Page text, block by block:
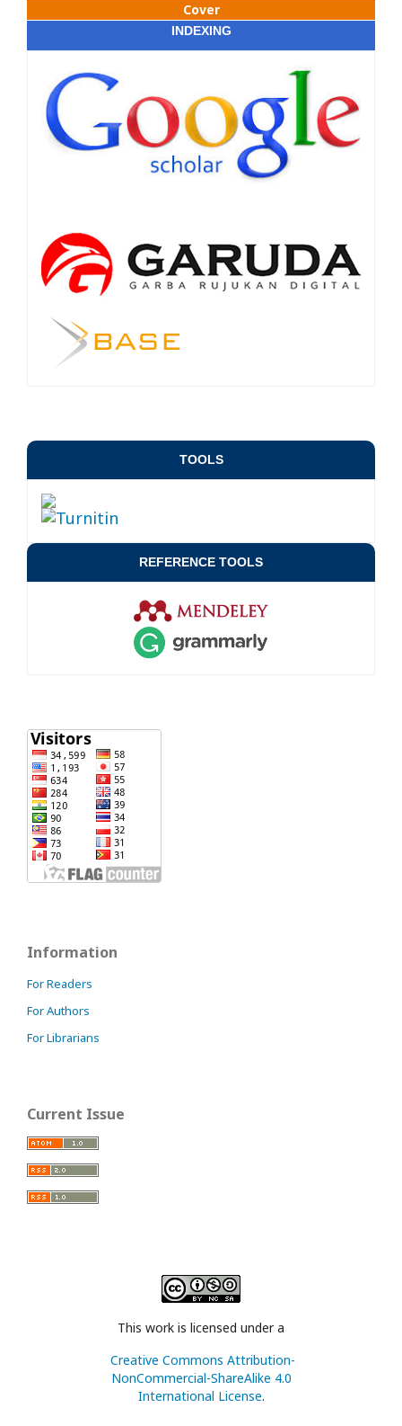
Cover
INDEXING
TOOLS
REFERENCE TOOLS
Information
For Readers
For Authors
For Librarians
Current Issue
This work is licensed under a
Creative Commons Attribution-
NonCommercial-ShareAlike 4.0
International License.